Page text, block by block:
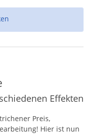
Effekten
Preis,
Hier ist nun